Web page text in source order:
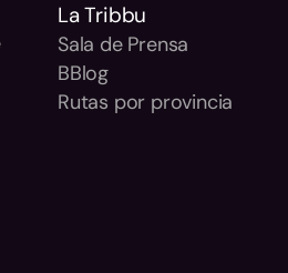
La Tribbu
Sala de Prensa
BBlog
Rutas por provincia